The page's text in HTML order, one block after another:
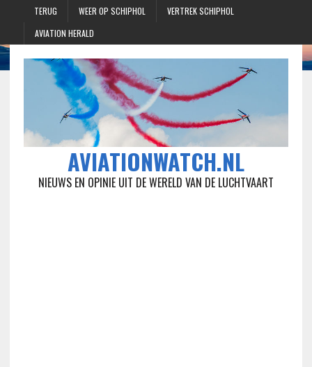
TERUG WEER OP SCHIPHOL
VERTREK SCHIPHOL
AVIATION HERALD
AVIATIONWATCH.NL
NIEUWS EN OPINIE UIT DE WERELD VAN DE LUCHTVAART